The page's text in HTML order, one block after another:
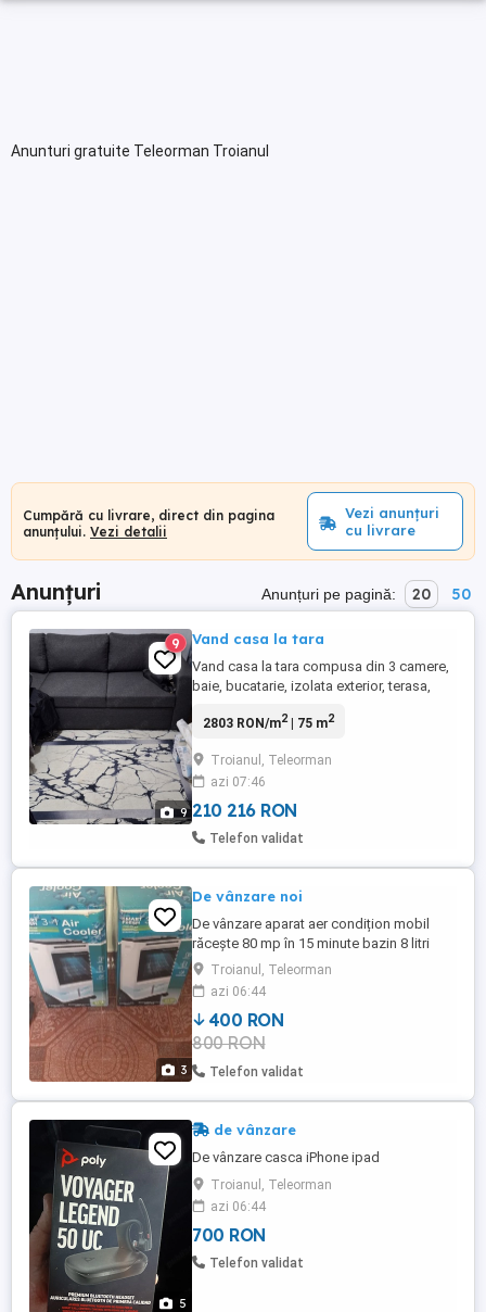
Anunturi gratuite Teleorman Troianul
Cumpără cu livrare, direct din pagina
anunțului. Vezi detalii
Vezi anunțuri
cu livrare
Anunțuri Anunțuri pe pagină: 20 50
9
9 Vand casa la tara
Vand casa la tara compusa din 3 camere,
baie, bucatarie, izolata exterior, terasa,
de bransare, fosa septica, asfalt, 2 anexe,
Acte la zi, unic proprietar. 1 Wasap la
numărul
2803 RON/m2| 75 m2
Troianul, Teleorman
azi 07:46
210 216 RON
Telefon validat
3
De vânzare noi
De vânzare aparat aer condițion mobil
răcește 80 mp în 15 minute bazin 8 litri
fără furtun cu bazin . face și cald și rece
este mobil .
Troianul, Teleorman
azi 06:44
400 RON
800 RON
Telefon validat
5
de vânzare
De vânzare casca iPhone ipad
Troianul, Teleorman
azi 06:44
700 RON
Telefon validat